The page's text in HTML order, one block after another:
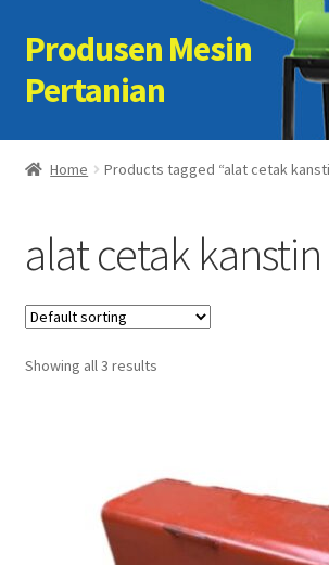
Skip
to
navigation
Skip
to
content
Produsen Mesin
Pertanian
Home
Cart
Checkout
Kontak Kami
Home Products tagged “alat cetak
alat cetak kanstin
Showing all 3 results